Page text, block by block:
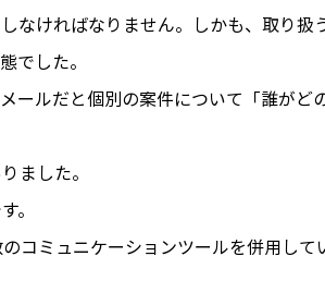
なければなりません。しかも、取り扱
でした。
ールだと個別の案件について「誰がど
ました。
。
コミュニケーションツールを併用して